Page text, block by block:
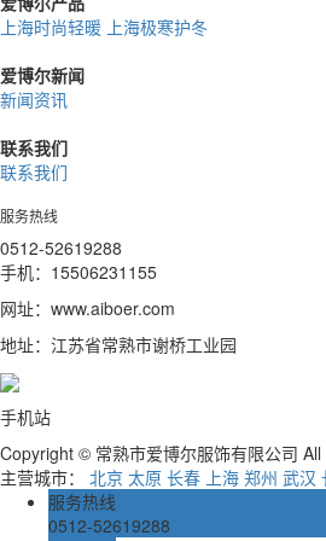
上海时尚轻暖 上海极寒护冬
爱博尔新闻
新闻资讯
联系我们
联系我们
服务热线
0512-52619288
手机：15506231155
网址：www.aiboer.com
地址：江苏省常熟市谢桥工业园
手机站
Copyright © 常熟市爱博尔服饰有限公司
主营城市： 北京 太原 长春 上海 郑州 武汉
服务热线
0512-52619288